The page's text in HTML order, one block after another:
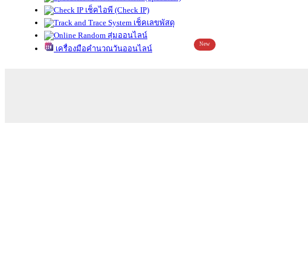
เช็คไอพี (Check IP)
เช็คเลขพัสดุ
สุ่มออนไลน์
เครื่องมือคำนวณวันออนไลน์
New